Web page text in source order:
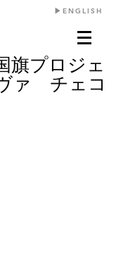
​▶︎ENGLISH
旗プロジェ
ァ チェコ